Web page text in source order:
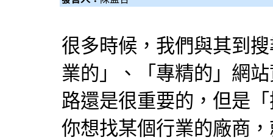
很多時候，我們與其到
業的」、「專精的」網
路還是很重要的，但是
你想找某個行業的廠商